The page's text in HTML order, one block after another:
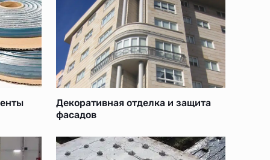
Декоративная отделка и защита
фасадов